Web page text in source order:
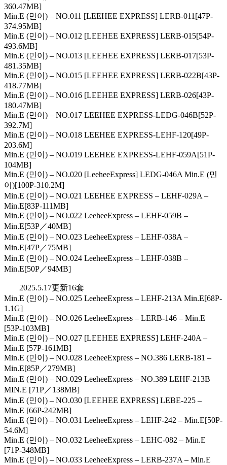
360.47MB]
Min.E (민이) – NO.011 [LEEHEE EXPRESS] LERB-011[47P-
374.95MB]
Min.E (민이) – NO.012 [LEEHEE EXPRESS] LERB-015[54P-
493.6MB]
Min.E (민이) – NO.013 [LEEHEE EXPRESS] LERB-017[53P-
481.35MB]
Min.E (민이) – NO.015 [LEEHEE EXPRESS] LERB-022B[43P-
418.77MB]
Min.E (민이) – NO.016 [LEEHEE EXPRESS] LERB-026[43P-
180.47MB]
Min.E (민이) – NO.017 LEEHEE EXPRESS-LEDG-046B[52P-
392.7M]
Min.E (민이) – NO.018 LEEHEE EXPRESS-LEHF-120[49P-
203.6M]
Min.E (민이) – NO.019 LEEHEE EXPRESS-LEHF-059A[51P-
104MB]
Min.E (민이) – NO.020 [LeeheeExpress] LEDG-046A Min.E (민
이)[100P-310.2M]
Min.E (민이) – NO.021 LEEHEE EXPRESS – LEHF-029A –
Min.E[83P-111MB]
Min.E (민이) – NO.022 LeeheeExpress – LEHF-059B –
Min.E[53P／40MB]
Min.E (민이) – NO.023 LeeheeExpress – LEHF-038A –
Min.E[47P／75MB]
Min.E (민이) – NO.024 LeeheeExpress – LEHF-038B –
Min.E[50P／94MB]
2025.5.17更新16套
Min.E (민이) – NO.025 LeeheeExpress – LEHF-213A Min.E[68P-
1.1G]
Min.E (민이) – NO.026 LeeheeExpress – LERB-146 – Min.E
[53P-103MB]
Min.E (민이) – NO.027 [LEEHEE EXPRESS] LEHF-240A –
Min.E [57P-161MB]
Min.E (민이) – NO.028 LeeheeExpress – NO.386 LERB-181 –
Min.E[85P／279MB]
Min.E (민이) – NO.029 LeeheeExpress – NO.389 LEHF-213B
MIN.E [71P／138MB]
Min.E (민이) – NO.030 [LEEHEE EXPRESS] LEBE-225 –
Min.E [66P-242MB]
Min.E (민이) – NO.031 LeeheeExpress – LEHF-242 – Min.E[50P-
54.6M]
Min.E (민이) – NO.032 LeeheeExpress – LEHC-082 – Min.E
[71P-348MB]
Min.E (민이) – NO.033 LeeheeExpress – LERB-237A – Min.E